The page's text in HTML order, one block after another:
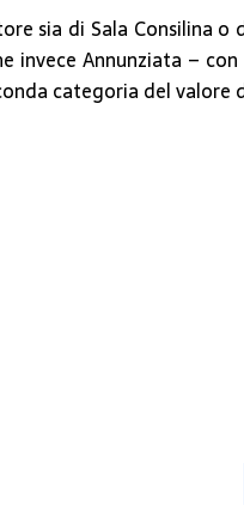
sia di Sala Consilina o
invece Annunziata –
categoria del valore